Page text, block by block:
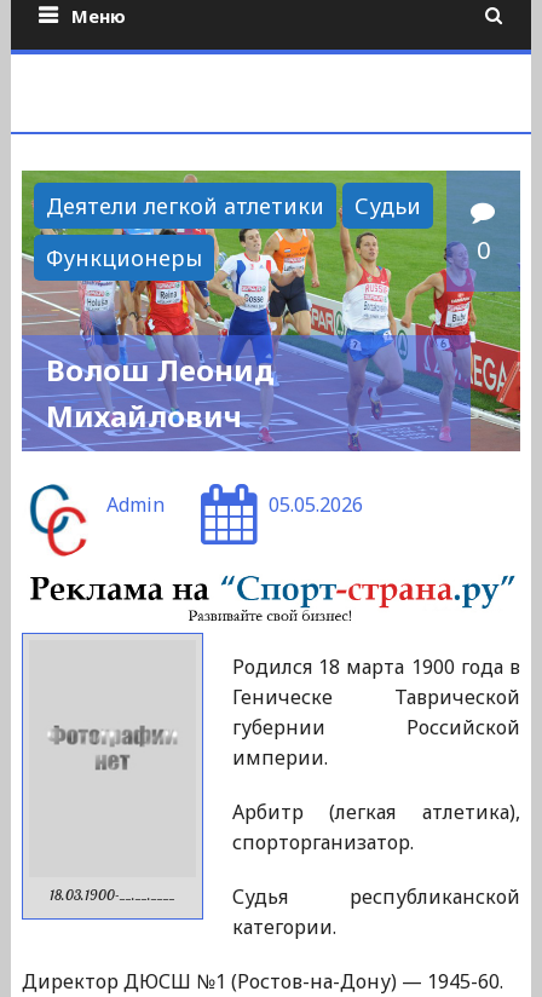
Меню
Деятели легкой атлетики
Судьи
Функционеры
0
Волош Леонид
Михайлович
Admin 05.05.2026
18.03.1900-__.__.____
Родился 18 марта 1900 года в
Геническе Таврической
губернии Российской
империи.
Арбитр (легкая атлетика),
спорторганизатор.
Судья республиканской
категории.
Директор ДЮСШ №1 (Ростов-на-Дону) — 1945-60.